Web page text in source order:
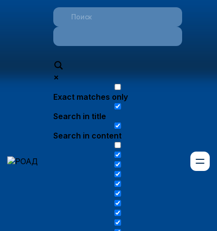
Exact matches only
Search in title
Search in content